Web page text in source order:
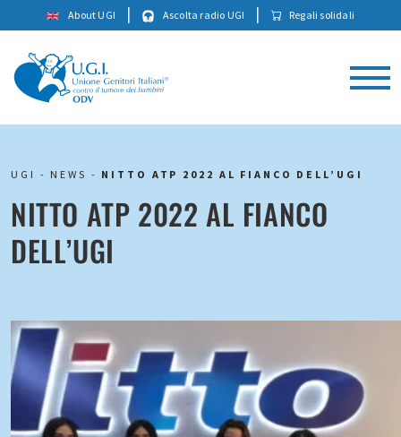
About UGI | Ascolta radio UGI | Regali solidali
UGI - NEWS - NITTO ATP 2022 AL FIANCO DELL’UGI
NITTO ATP 2022 AL FIANCO
DELL’UGI